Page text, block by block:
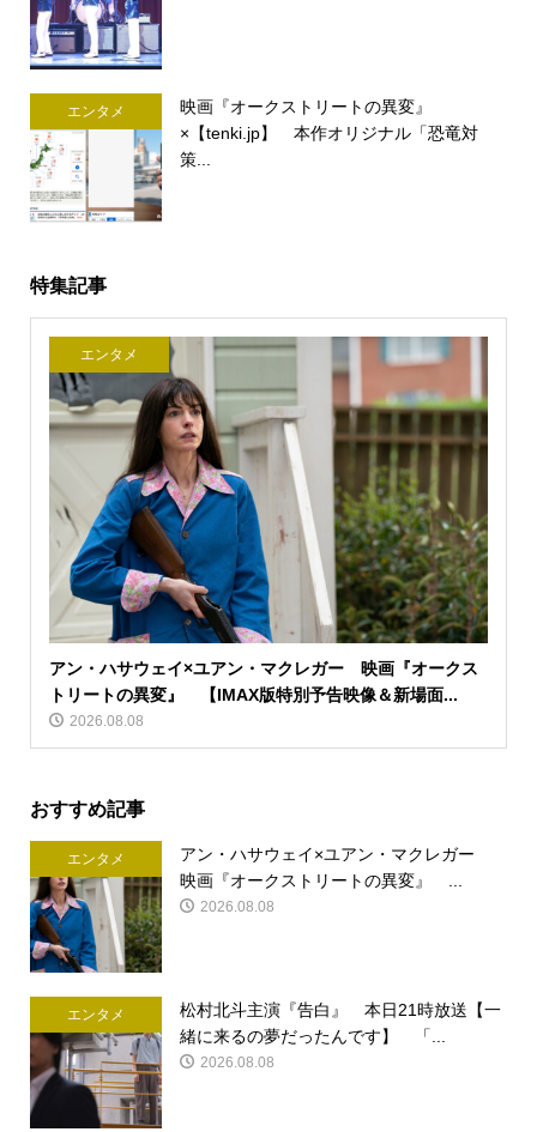
エンタメ
映画『オークストリートの異変』
×【tenki.jp】 本作オリジナル「恐竜対
策...
特集記事
エンタメ
アン・ハサウェイ×ユアン・マクレガー 映画『オークス
トリートの異変』 【IMAX版特別予告映像＆新場面...
2026.08.08
おすすめ記事
エンタメ
アン・ハサウェイ×ユアン・マクレガー
映画『オークストリートの異変』 ...
2026.08.08
エンタメ
松村北斗主演『告白』 本日21時放送【一
緒に来るの夢だったんです】 「...
2026.08.08